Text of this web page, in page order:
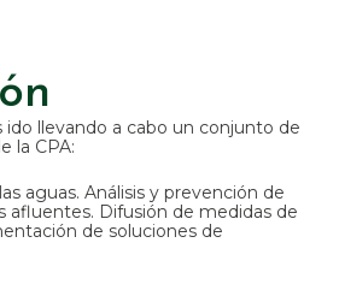
llevando a cabo un conjunto de
la CPA:
aguas. Análisis y prevención de
afluentes. Difusión de medidas de
de soluciones de